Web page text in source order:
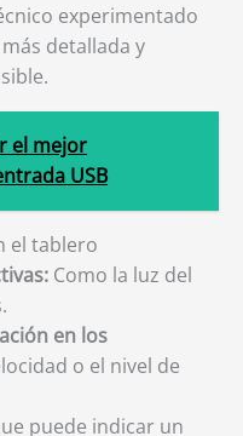
experimentado
detallada y
el mejor
USB
el tablero
Como la luz del
en los
o el nivel de
puede indicar un